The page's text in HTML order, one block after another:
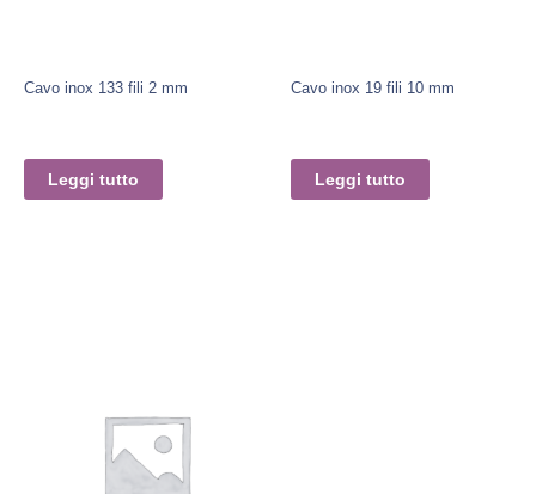
Cavo inox 133 fili 2 mm
Leggi tutto
Cavo inox 19 fili 10 mm
Leggi tutto